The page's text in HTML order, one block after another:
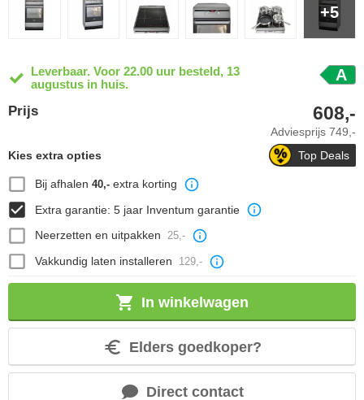
+5
Leverbaar. Voor 22.00 uur besteld, 13
augustus in huis.
A
Prijs
Adviesprijs 749,-
608,-
Top Deals
Kies extra opties
Bij afhalen 40,-extra korting
Extra garantie: 5 jaar Inventum garantie
Neerzetten en uitpakken 25,-
Vakkundig laten installeren 129,-
In winkelwagen
Elders goedkoper?
Direct contact